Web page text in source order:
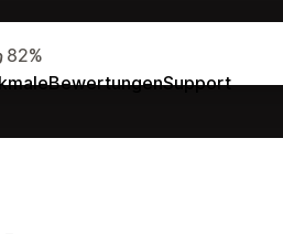
BewertungenSupport
82%